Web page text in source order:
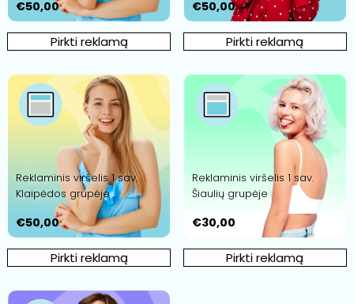
€50,00
Pirkti reklamą
€50,00
Pirkti reklamą
Reklaminis viršelis 1 sav.
Klaipėdos grupėje
€50,00
Pirkti reklamą
Reklaminis viršelis 1 sav.
Šiaulių grupėje
€30,00
Pirkti reklamą